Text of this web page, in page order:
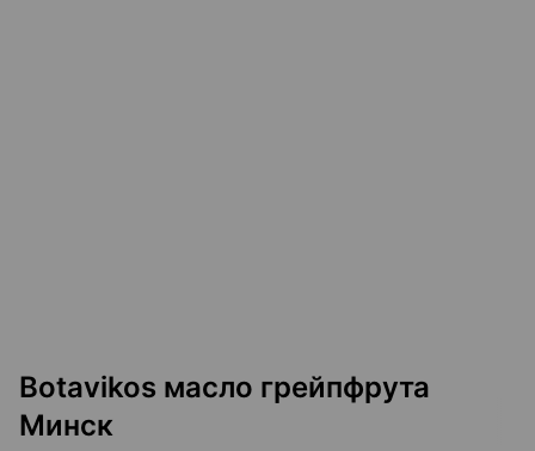
Botavikos масло грейпфрута
Минск